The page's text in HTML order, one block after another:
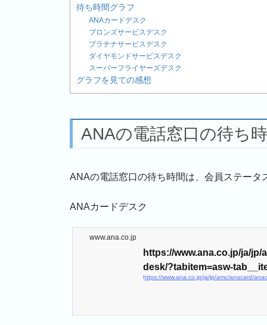
待ち時間グラフ
ANAカードデスク
ブロンズサービスデスク
プラチナサービスデスク
ダイヤモンドサービスデスク
スーパーフライヤーズデスク
グラフを見ての感想
ANAの電話窓口の待ち
ANAの電話窓口の待ち時間は、会員ステータ
ANAカードデスク
www.ana.co.jp
https://www.ana.co.jp/ja/jp/
desk/?tabitem=asw-